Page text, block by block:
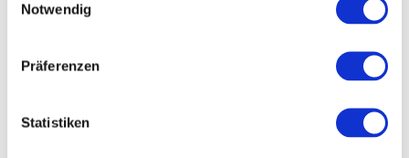
Notwendig
Präferenzen
Statistiken